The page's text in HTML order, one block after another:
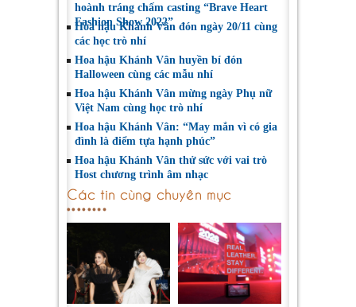
hoành tráng chấm casting “Brave Heart
Fashion Show 2022”
Hoa hậu Khánh Vân đón ngày 20/11 cùng
các học trò nhí
Hoa hậu Khánh Vân huyền bí đón
Halloween cùng các mẫu nhí
Hoa hậu Khánh Vân mừng ngày Phụ nữ
Việt Nam cùng học trò nhí
Hoa hậu Khánh Vân: “May mắn vì có gia
đình là điểm tựa hạnh phúc”
Hoa hậu Khánh Vân thử sức với vai trò
Host chương trình âm nhạc
Các tin cùng chuyên mục